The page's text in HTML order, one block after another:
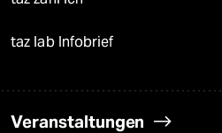
taz lab Infobrief
Veranstaltungen